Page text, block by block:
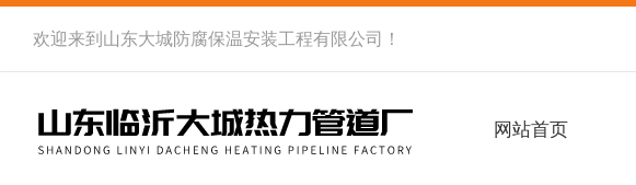
欢迎来到 山东大城防腐保温安装工程有限公司 ！
网站首页